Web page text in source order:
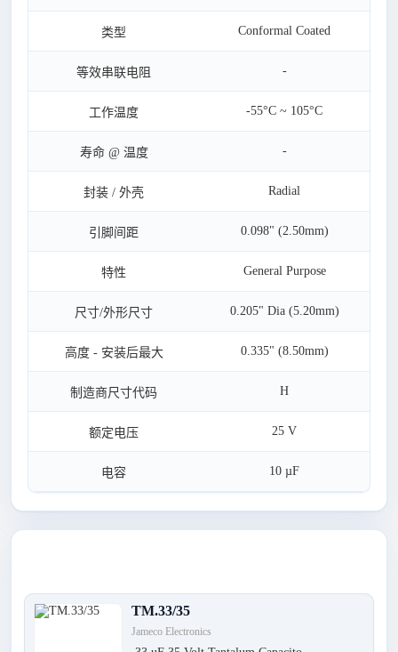
类型 Conformal Coated
等效串联电阻 -
工作温度 -55°C ~ 105°C
寿命 @ 温度 -
封装 / 外壳 Radial
引脚间距 0.098" (2.50mm)
特性 General Purpose
尺寸/外形尺寸 0.205" Dia (5.20mm)
高度 - 安装后最大 0.335" (8.50mm)
制造商尺寸代码 H
额定电压 25 V
电容 10 µF
TM.33/35
Jameco Electronics